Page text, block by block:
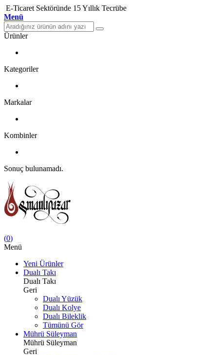
E-Ticaret Sektöründe 15 Yıllık Tecrübe
Menü
Ürünler
Kategoriler
Markalar
Kombinler
Sonuç bulunamadı.
(0)
Menü
Yeni Ürünler
Dualı Takı
Dualı Takı
Geri
Dualı Yüzük
Dualı Kolye
Dualı Bileklik
Tümünü Gör
Mührü Süleyman
Mührü Süleyman
Geri